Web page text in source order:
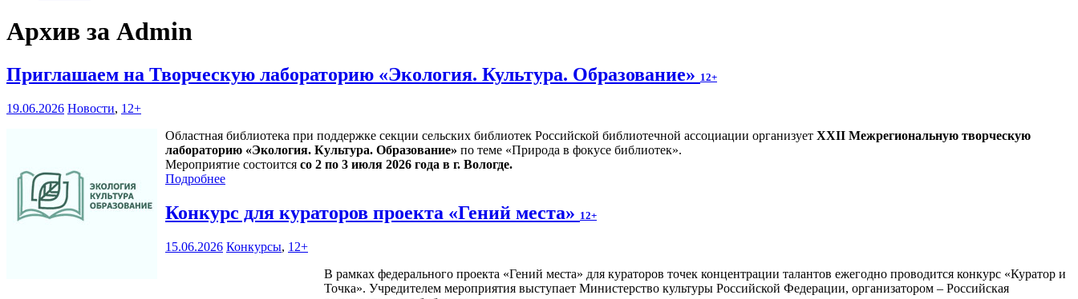
Архив за Admin
Приглашаем на Творческую лабораторию «Экология. Культура. Образование» 12+
19.06.2026 Новости, 12+
Областная библиотека при поддержке секции сельских библиотек Российской библиотечной ассоциации организует XXII Межрегиональную творческую
лабораторию «Экология. Культура. Образование» по теме «Природа в фокусе библиотек».
Мероприятие состоится со 2 по 3 июля 2026 года в г. Вологде.
Подробнее
Конкурс для кураторов проекта «Гений места» 12+
15.06.2026 Конкурсы, 12+
В рамках федерального проекта «Гений места» для кураторов точек концентрации талантов ежегодно проводится конкурс «Куратор и
Точка». Учредителем мероприятия выступает Министерство культуры Российской Федерации, организатором – Российская